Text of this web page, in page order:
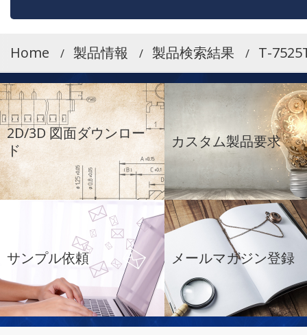
Home 製品情報 製品検索結果 T-
2D/3D 図面ダウンロー
ド
カスタム製品要求
サンプル依頼 メールマガジン登録